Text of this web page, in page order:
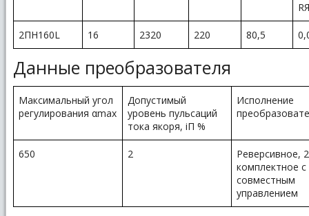
2ПН160L 16 2320 220 80,5
Данные преобразователя
Максимальный угол
регулирования αmax
Допустимый
уровень пульсаций
тока якоря, iП %
Исполнение
650 2
Реверсивное, 2
комплектное с
совместным
управлением